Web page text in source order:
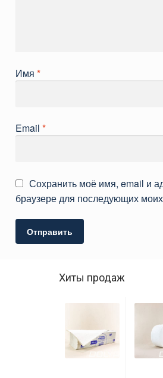
Имя *
Email *
Сохранить моё имя, email и
браузере для последующих
Хиты продаж